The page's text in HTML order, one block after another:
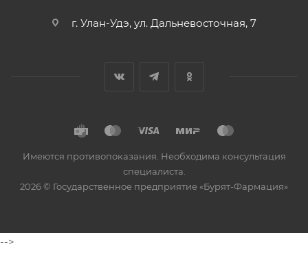
г. Улан-Удэ, ул. Дальневосточная, 7
Имеются противопоказания. Необходима консультация
специалиста.
2026 © Государственное предприятие «Бурят-Фармация»
-->